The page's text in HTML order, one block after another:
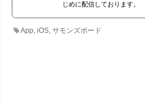
じめに配信しております。
App,iOS,サモンズボード